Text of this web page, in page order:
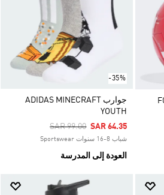
-35%
جوارب ADIDAS MINECRAFT
YOUTH
Price Reduced From
SAR 99.00ToSAR 64.35
شباب 8-16 سنوات Sportswear
العودة إلى المدرسة